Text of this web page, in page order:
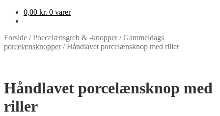
0,00 kr. 0 varer
Forside /Poecelænsgreb & -knopper/Gammeldags
porcelænsknopper/Håndlavet porcelænsknop med riller
Håndlavet porcelænsknop med
riller